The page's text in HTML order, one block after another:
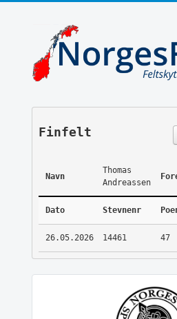
Finfelt
Navn
Thomas
Andreassen
Dato Stevnenr
26.05.2026 14461 47